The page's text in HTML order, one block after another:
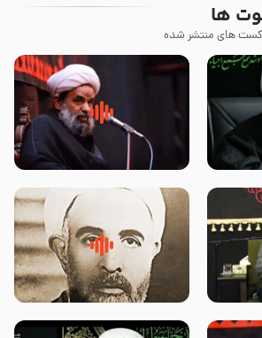
ها
های منتشر شده
روضه جانسوز پاره های جگر امام
حسن مجتبی علیه السلام-حجت
علیها به
علوی
روضه‌ی مجلس یزید ملعون و
اسارت اهل‌بیت علیهم‌السلام –
محدث زاده